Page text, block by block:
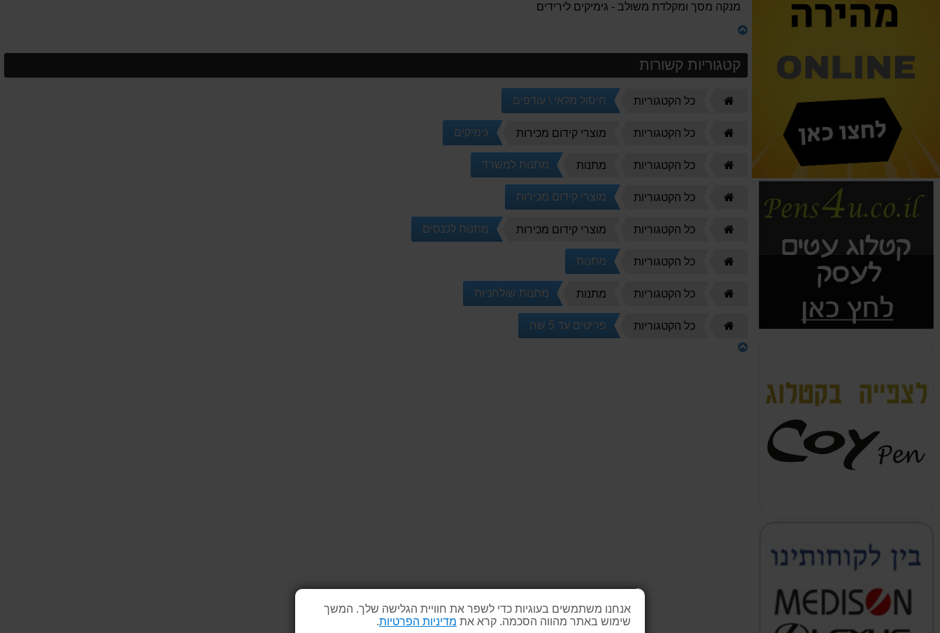
אנחנו משתמשים בעוגיות כדי לשפר את חוויית הגלישה שלך. המשך
שימוש באתר מהווה הסכמה. קרא את מדיניות הפרטיות.
מנקה מסך ומקלדת משולב - גימיקים לירידים
קטגוריות קשורות
כל הקטגוריות חיסול מלאי \ עודפים
כל הקטגוריות מוצרי קידום מכירות גימיקים
כל הקטגוריות מתנות מתנות למשרד
כל הקטגוריות מוצרי קידום מכירות
כל הקטגוריות מוצרי קידום מכירות מתנות לכנסים
כל הקטגוריות מתנות
כל הקטגוריות מתנות מתנות שולחניות
כל הקטגוריות פריטים עד 5 שח